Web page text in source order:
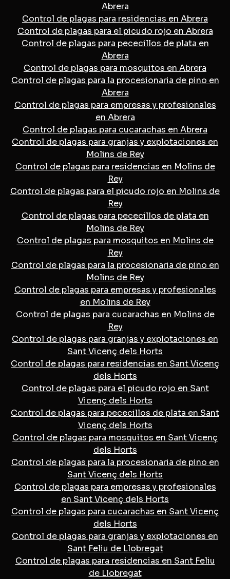
Abrera
Control de plagas para residencias en Abrera
Control de plagas para el picudo rojo en Abrera
Control de plagas para pececillos de plata en
Abrera
Control de plagas para mosquitos en Abrera
Control de plagas para la procesionaria de pino en
Abrera
Control de plagas para empresas y profesionales
en Abrera
Control de plagas para cucarachas en Abrera
Control de plagas para granjas y explotaciones en
Molins de Rey
Control de plagas para residencias en Molins de
Rey
Control de plagas para el picudo rojo en Molins de
Rey
Control de plagas para pececillos de plata en
Molins de Rey
Control de plagas para mosquitos en Molins de
Rey
Control de plagas para la procesionaria de pino en
Molins de Rey
Control de plagas para empresas y profesionales
en Molins de Rey
Control de plagas para cucarachas en Molins de
Rey
Control de plagas para granjas y explotaciones en
Sant Vicenç dels Horts
Control de plagas para residencias en Sant Vicenç
dels Horts
Control de plagas para el picudo rojo en Sant
Vicenç dels Horts
Control de plagas para pececillos de plata en Sant
Vicenç dels Horts
Control de plagas para mosquitos en Sant Vicenç
dels Horts
Control de plagas para la procesionaria de pino en
Sant Vicenç dels Horts
Control de plagas para empresas y profesionales
en Sant Vicenç dels Horts
Control de plagas para cucarachas en Sant Vicenç
dels Horts
Control de plagas para granjas y explotaciones en
Sant Feliu de Llobregat
Control de plagas para residencias en Sant Feliu
de Llobregat